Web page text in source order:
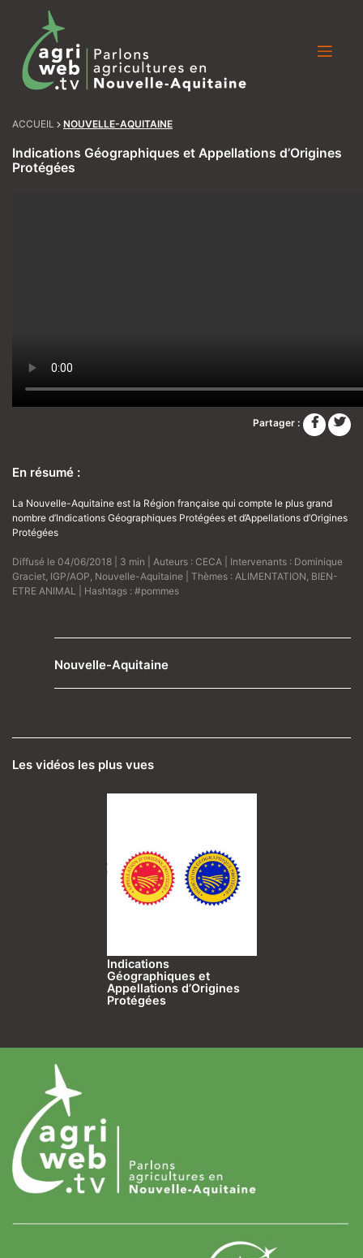
ACCUEIL NOUVELLE-AQUITAINE
Indications Géographiques et Appellations d’Origines
Protégées
Partager :
En résumé :
La Nouvelle-Aquitaine est la Région française qui compte le plus grand
nombre d’Indications Géographiques Protégées et d’Appellations d’Origines
Protégées
Diffusé le 04/06/2018 | 3 min | Auteurs : CECA | Intervenants : Dominique
Graciet IGP/AOP Nouvelle-Aquitaine | Thèmes : ALIMENTATION BIEN-
ETRE ANIMAL
| Hashtags : #pommes
Nouvelle-Aquitaine
Les vidéos les plus vues
Indications
Géographiques et
Appellations d’Origines
Protégées